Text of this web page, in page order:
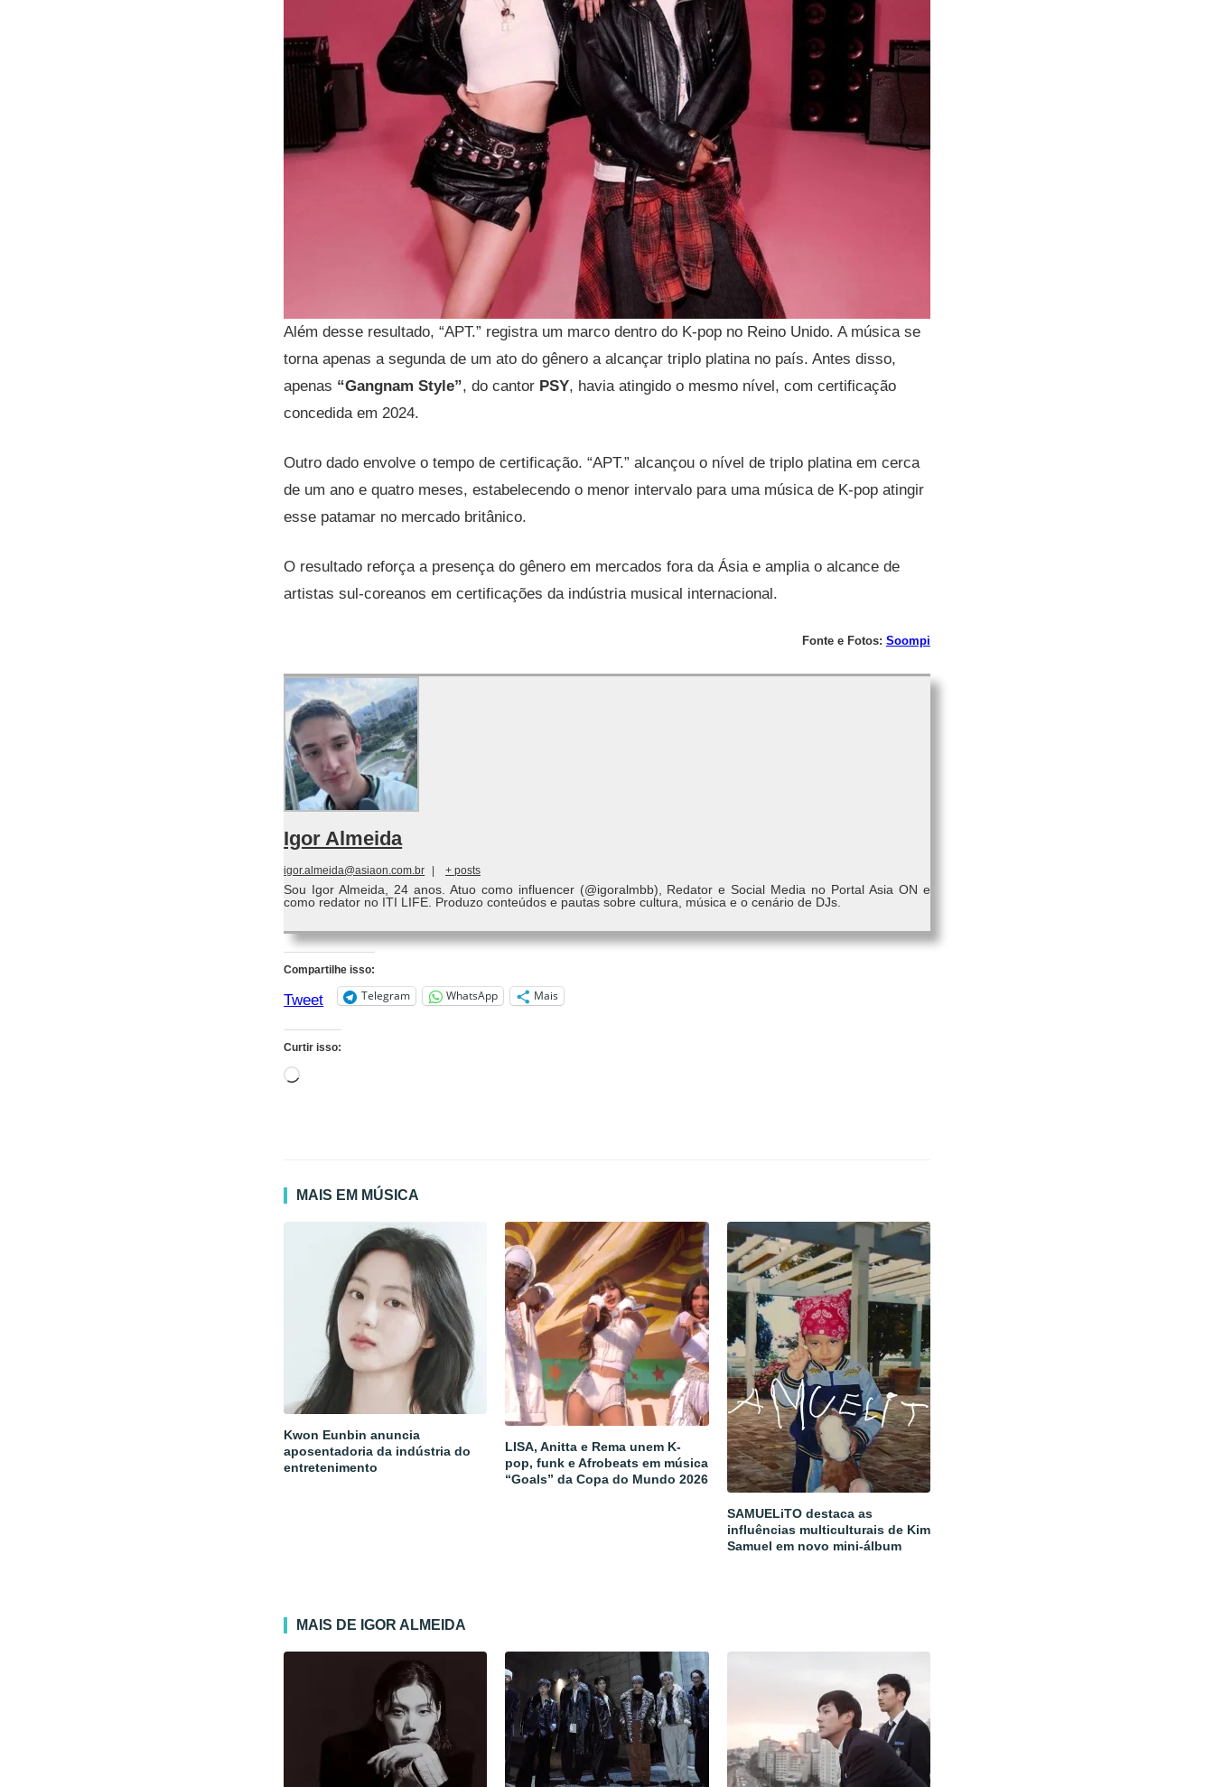
Além desse resultado, “APT.” registra um marco dentro do K-pop no Reino Unido. A música se
torna apenas a segunda de um ato do gênero a alcançar triplo platina no país. Antes disso,
apenas “Gangnam Style”, do cantor PSY, havia atingido o mesmo nível, com certificação
concedida em 2024.
Outro dado envolve o tempo de certificação. “APT.” alcançou o nível de triplo platina em cerca
de um ano e quatro meses, estabelecendo o menor intervalo para uma música de K-pop atingir
esse patamar no mercado britânico.
O resultado reforça a presença do gênero em mercados fora da Ásia e amplia o alcance de
artistas sul-coreanos em certificações da indústria musical internacional.
Fonte e Fotos: Soompi
Igor Almeida
igor.almeida@asiaon.com.br + posts
Sou Igor Almeida, 24 anos. Atuo como influencer (@igoralmbb), Redator e Social Media no Portal Asia ON e
como redator no ITI LIFE. Produzo conteúdos e pautas sobre cultura, música e o cenário de DJs.
Compartilhe isso:
Tweet Telegram WhatsApp Mais
Curtir isso:
Carregando...
MAIS EM MÚSICA
Kwon Eunbin anuncia
aposentadoria da indústria do
entretenimento
LISA, Anitta e Rema unem K-
pop, funk e Afrobeats em música
“Goals” da Copa do Mundo 2026
SAMUELiTO destaca as
influências multiculturais de Kim
Samuel em novo mini-álbum
MAIS DE IGOR ALMEIDA